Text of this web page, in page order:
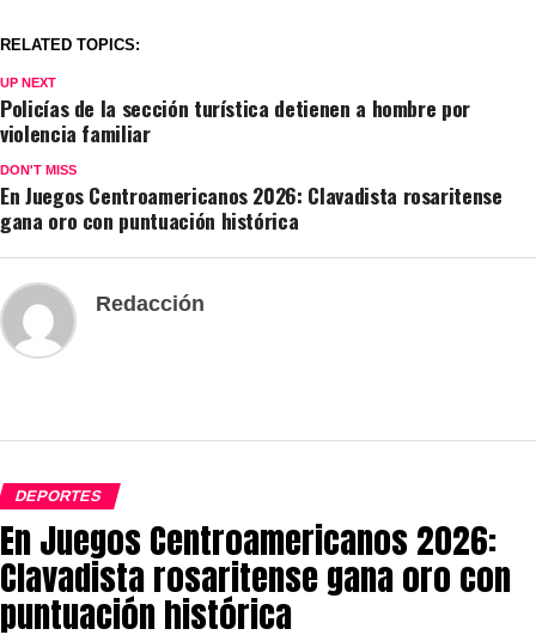
RELATED TOPICS:
UP NEXT
Policías de la sección turística detienen a hombre por
violencia familiar
DON'T MISS
En Juegos Centroamericanos 2026: Clavadista rosaritense
gana oro con puntuación histórica
Redacción
DEPORTES
En Juegos Centroamericanos 2026:
Clavadista rosaritense gana oro con
puntuación histórica